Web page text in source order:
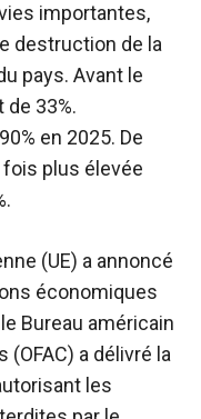
importantes,
destruction de la
pays. Avant le
33%.
en 2025. De
plus élevée
(UE) a annoncé
économiques
Bureau américain
a délivré la
les